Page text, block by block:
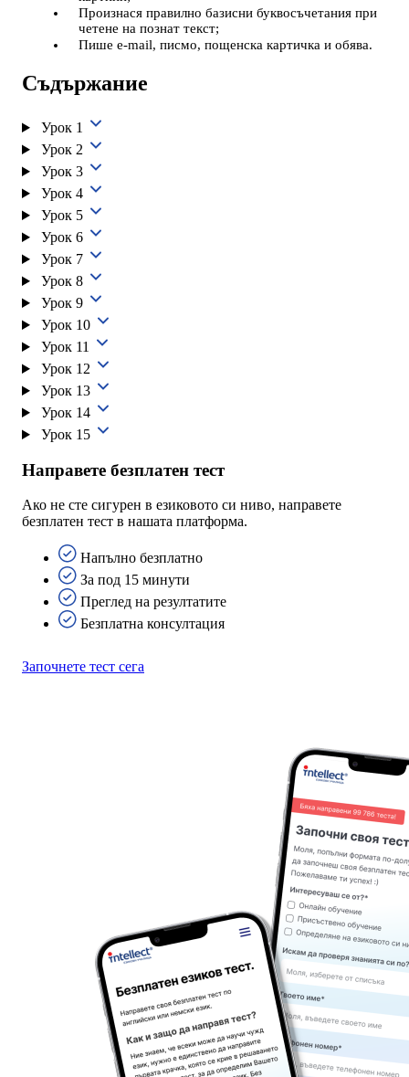
Произнася правилно базисни буквосъчетания при
четене на познат текст;
Пише e-mail, писмо, пощенска картичка и обява.
Съдържание
Урок 1
Урок 2
Урок 3
Урок 4
Урок 5
Урок 6
Урок 7
Урок 8
Урок 9
Урок 10
Урок 11
Урок 12
Урок 13
Урок 14
Урок 15
Направете безплатен тест
Ако не сте сигурен в езиковото си ниво, направете
безплатен тест в нашата платформа.
Напълно безплатно
За под 15 минути
Преглед на резултатите
Безплатна консултация
Започнете тест сега